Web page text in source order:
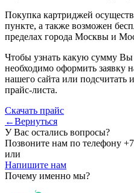
Покупка картриджей
пункте, а также возможен
пределах города Москвы и
Чтобы узнать какую сумму
необходимо оформить заявку
нашего сайта или подсчитать
прайс-листа.
Скачать прайс
←Вернуться
У Вас остались вопросы?
Позвоните нам по телефону
или
Напишите нам
Почему именно мы?